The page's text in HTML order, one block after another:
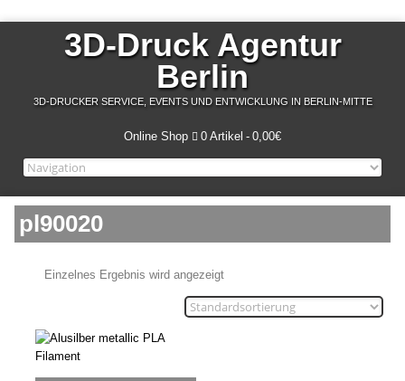
3D-Druck Agentur
Berlin
3D-DRUCKER SERVICE, EVENTS UND ENTWICKLUNG IN BERLIN-MITTE
Online Shop 0 Artikel 0,00€
pl90020
Einzelnes Ergebnis wird angezeigt